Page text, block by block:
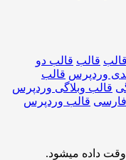
قالب دو
قالب
وردپرس
قالب وردپرس
میشود.